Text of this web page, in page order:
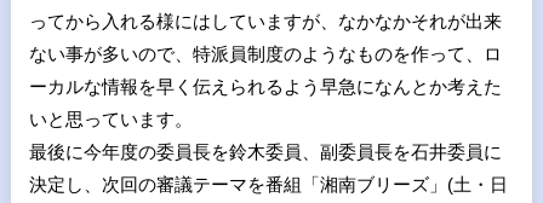
ってから入れる様にはしていますが、なかなかそれが出来
ない事が多いので、特派員制度のようなものを作って、ロ
ーカルな情報を早く伝えられるよう早急になんとか考えた
いと思っています。
最後に今年度の委員長を鈴木委員、副委員長を石井委員に
決定し、次回の審議テーマを番組「湘南ブリーズ」(土・日